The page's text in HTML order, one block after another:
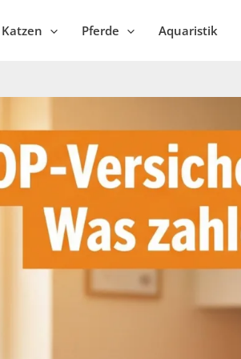
Katzen Pferde Aquaristik